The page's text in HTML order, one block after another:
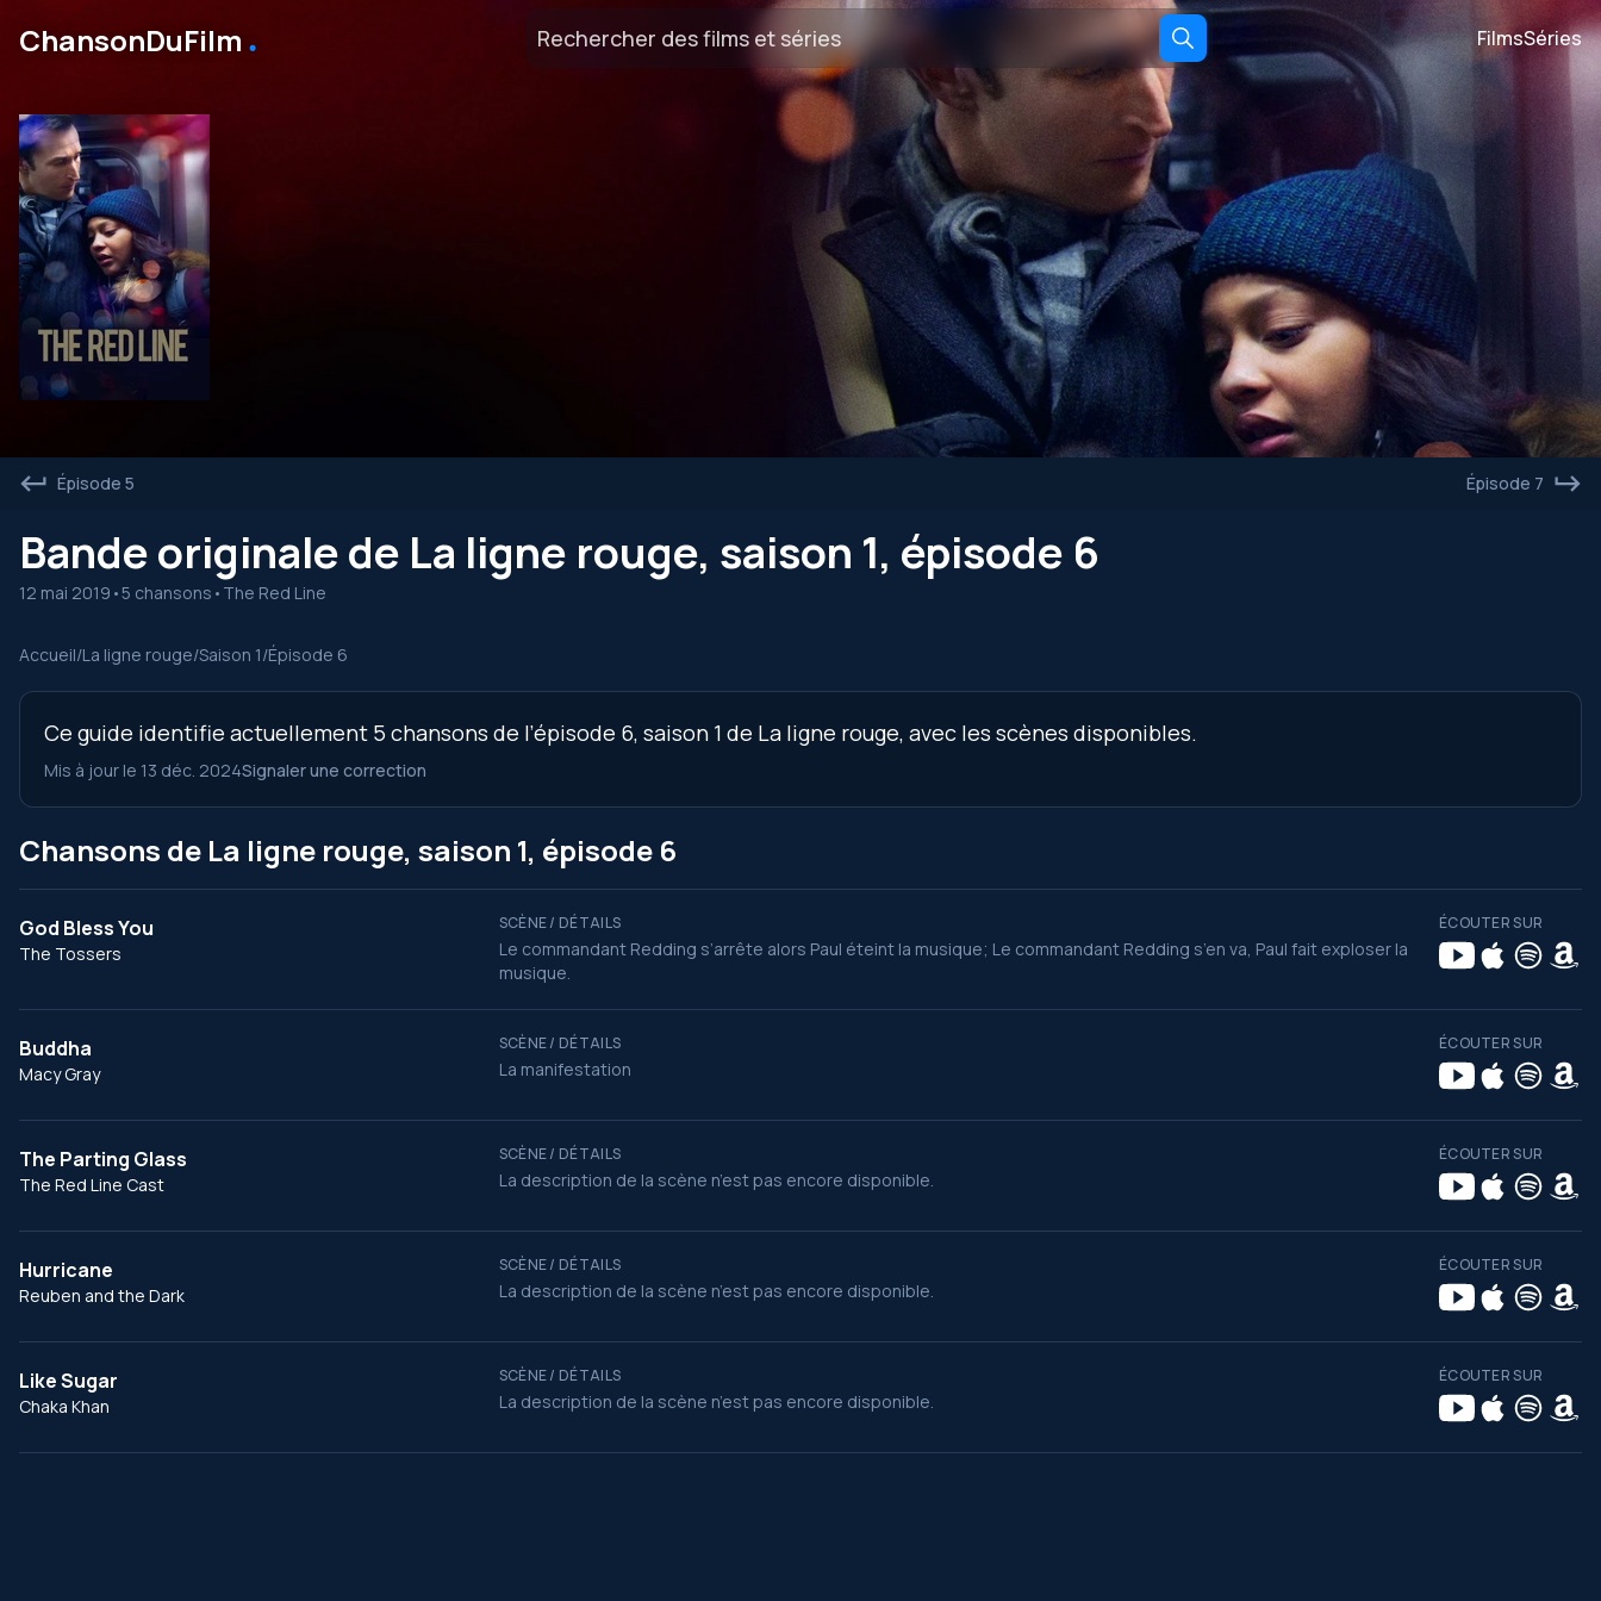
ChansonDuFilm ․ FilmsSéries
Épisode 5 Épisode 7
Bande originale de La ligne rouge, saison 1, épisode 6
12 mai 2019 •5 chansons • The Red Line
Accueil/La ligne rouge/Saison 1/Épisode 6
Ce guide identifie actuellement 5 chansons de l’épisode 6, saison 1 de La ligne rouge, avec les scènes disponibles.
Mis à jour le 13 déc. 2024Signaler une correction
Chansons de La ligne rouge, saison 1, épisode 6
God Bless You
The Tossers
SCÈNE / DÉTAILS
Le commandant Redding s’arrête alors Paul éteint la musique; Le commandant Redding s’en va, Paul fait exploser la
musique.
ÉCOUTER SUR
Buddha
Macy Gray
SCÈNE / DÉTAILS
La manifestation
ÉCOUTER SUR
The Parting Glass
The Red Line Cast
SCÈNE / DÉTAILS
La description de la scène n’est pas encore disponible.
ÉCOUTER SUR
Hurricane
Reuben and the Dark
SCÈNE / DÉTAILS
La description de la scène n’est pas encore disponible.
ÉCOUTER SUR
Like Sugar
Chaka Khan
SCÈNE / DÉTAILS
La description de la scène n’est pas encore disponible.
ÉCOUTER SUR